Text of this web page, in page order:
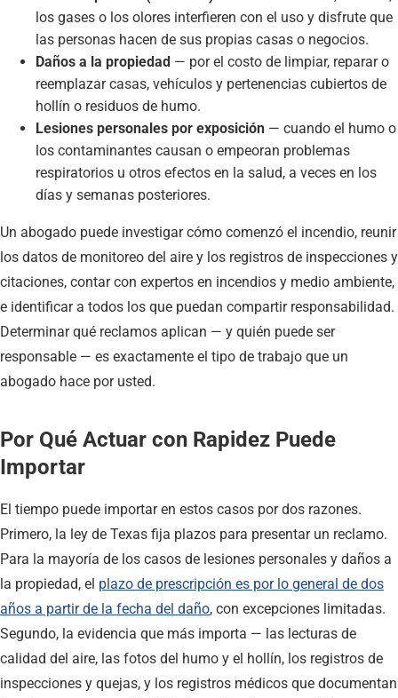
los gases o los olores interfieren con el uso y disfrute que
las personas hacen de sus propias casas o negocios.
Daños a la propiedad — por el costo de limpiar, reparar o
reemplazar casas, vehículos y pertenencias cubiertos de
hollín o residuos de humo.
Lesiones personales por exposición — cuando el humo o
los contaminantes causan o empeoran problemas
respiratorios u otros efectos en la salud, a veces en los
días y semanas posteriores.
Un abogado puede investigar cómo comenzó el incendio, reunir
los datos de monitoreo del aire y los registros de inspecciones y
citaciones, contar con expertos en incendios y medio ambiente,
e identificar a todos los que puedan compartir responsabilidad.
Determinar qué reclamos aplican — y quién puede ser
responsable — es exactamente el tipo de trabajo que un
abogado hace por usted.
Por Qué Actuar con Rapidez Puede
Importar
El tiempo puede importar en estos casos por dos razones.
Primero, la ley de Texas fija plazos para presentar un reclamo.
Para la mayoría de los casos de lesiones personales y daños a
la propiedad, el plazo de prescripción es por lo general de dos
años a partir de la fecha del daño, con excepciones limitadas.
Segundo, la evidencia que más importa — las lecturas de
calidad del aire, las fotos del humo y el hollín, los registros de
inspecciones y quejas, y los registros médicos que documentan